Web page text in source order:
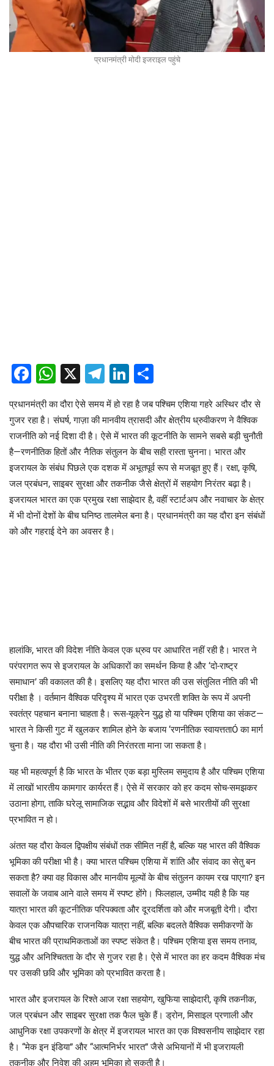
प्रधानमंत्री मोदी इजराइल पहुंचे
Facebook
WhatsApp
X Telegram
LinkedIn
प्रधानमंत्री का दौरा ऐसे समय में हो रहा है जब पश्चिम एशिया गहरे अस्थिर दौर से
गुजर रहा है। संघर्ष, गाज़ा की मानवीय त्रासदी और क्षेत्रीय ध्रुवीकरण ने वैश्विक
राजनीति को नई दिशा दी है। ऐसे में भारत की कूटनीति के सामने सबसे बड़ी चुनौती
है—रणनीतिक हितों और नैतिक संतुलन के बीच सही रास्ता चुनना। भारत और
इजरायल के संबंध पिछले एक दशक में अभूतपूर्व रूप से मजबूत हुए हैं। रक्षा, कृषि,
जल प्रबंधन, साइबर सुरक्षा और तकनीक जैसे क्षेत्रों में सहयोग निरंतर बढ़ा है।
इजरायल भारत का एक प्रमुख रक्षा साझेदार है, वहीं स्टार्टअप और नवाचार के क्षेत्र
में भी दोनों देशों के बीच घनिष्ठ तालमेल बना है। प्रधानमंत्री का यह दौरा इन संबंधों
को और गहराई देने का अवसर है।
हालांकि, भारत की विदेश नीति केवल एक ध्रुव पर आधारित नहीं रही है। भारत ने
परंपरागत रूप से इजरायल के अधिकारों का समर्थन किया है और ‘दो-राष्ट्र
समाधान’ की वकालत की है। इसलिए यह दौरा भारत की उस संतुलित नीति की भी
परीक्षा है । वर्तमान वैश्विक परिदृश्य में भारत एक उभरती शक्ति के रूप में अपनी
स्वतंत्र पहचान बनाना चाहता है। रूस-यूक्रेन युद्ध हो या पश्चिम एशिया का संकट—
भारत ने किसी गुट में खुलकर शामिल होने के बजाय ‘रणनीतिक स्वायत्तताÓ का मार्ग
चुना है। यह दौरा भी उसी नीति की निरंतरता माना जा सकता है।
यह भी महत्वपूर्ण है कि भारत के भीतर एक बड़ा मुस्लिम समुदाय है और पश्चिम एशिया
में लाखों भारतीय कामगार कार्यरत हैं। ऐसे में सरकार को हर कदम सोच-समझकर
उठाना होगा, ताकि घरेलू सामाजिक सद्भाव और विदेशों में बसे भारतीयों की सुरक्षा
प्रभावित न हो।
अंतत यह दौरा केवल द्विपक्षीय संबंधों तक सीमित नहीं है, बल्कि यह भारत की वैश्विक
भूमिका की परीक्षा भी है। क्या भारत पश्चिम एशिया में शांति और संवाद का सेतु बन
सकता है? क्या वह विकास और मानवीय मूल्यों के बीच संतुलन कायम रख पाएगा? इन
सवालों के जवाब आने वाले समय में स्पष्ट होंगे। फिलहाल, उम्मीद यही है कि यह
यात्रा भारत की कूटनीतिक परिपक्वता और दूरदर्शिता को और मजबूती देगी। दौरा
केवल एक औपचारिक राजनयिक यात्रा नहीं, बल्कि बदलते वैश्विक समीकरणों के
बीच भारत की प्राथमिकताओं का स्पष्ट संकेत है। पश्चिम एशिया इस समय तनाव,
युद्ध और अनिश्चितता के दौर से गुजर रहा है। ऐसे में भारत का हर कदम वैश्विक मंच
पर उसकी छवि और भूमिका को प्रभावित करता है।
भारत और इजरायल के रिश्ते आज रक्षा सहयोग, खुफिया साझेदारी, कृषि तकनीक,
जल प्रबंधन और साइबर सुरक्षा तक फैल चुके हैं। ड्रोन, मिसाइल प्रणाली और
आधुनिक रक्षा उपकरणों के क्षेत्र में इजरायल भारत का एक विश्वसनीय साझेदार रहा
है। “मेक इन इंडिया” और “आत्मनिर्भर भारत” जैसे अभियानों में भी इजरायली
तकनीक और निवेश की अहम भूमिका हो सकती है।